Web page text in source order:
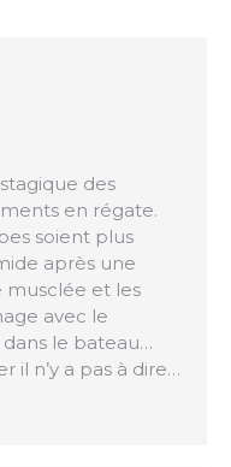
des
en régate.
soient plus
après une
musclée et les
avec le
le bateau…
il n’y a pas à dire…